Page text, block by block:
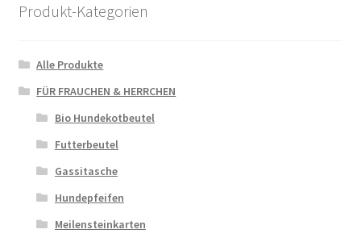
Produkt-Kategorien
Alle Produkte
FÜR FRAUCHEN & HERRCHEN
Bio Hundekotbeutel
Futterbeutel
Gassitasche
Hundepfeifen
Meilensteinkarten